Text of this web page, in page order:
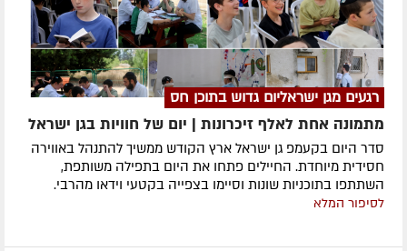
רגעים מגן ישראליום גדוש בתוכן חס
מתמונה אחת לאלף זיכרונות | יום של חוויות בגן ישראל
סדר היום בקעמפ גן ישראל ארץ הקודש ממשיך להתנהל באווירה
חסידית מיוחדת. החיילים פתחו את היום בתפילה משותפת,
השתתפו בתוכניות שונות וסיימו בצפייה בקטעי וידאו מהרבי.
לסיפור המלא